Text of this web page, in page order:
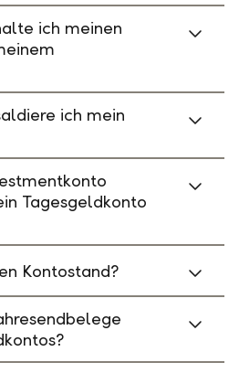
ich meinen
ich mein
Tagesgeldkonto
Kontostand?